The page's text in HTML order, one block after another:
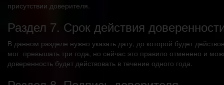
присутствии доверителя.
Раздел 7. Срок действия
В данном разделе нужно указать дату, до которой будет
мог превышать три года, но сейчас это правило отменено и
доверенность будет действовать в течение одного года.